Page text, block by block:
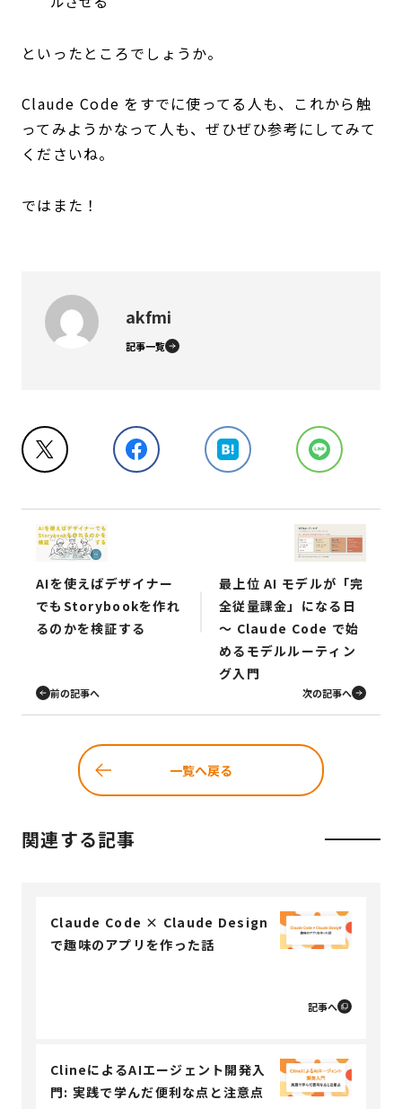
といったところでしょうか。
Claude Code をすでに使ってる人も、これから触
ってみようかなって人も、ぜひぜひ参考にしてみて
くださいね。
ではまた！
akfmi
記事一覧
AIを使えばデザイナー
でもStorybookを作れ
るのかを検証する
前の記事へ
最上位 AI モデルが「完
全従量課金」になる日
〜 Claude Code で始
めるモデルルーティン
グ入門
次の記事へ
一覧へ戻る
関連する記事
Claude Code × Claude Design
で趣味のアプリを作った話
記事へ
ClineによるAIエージェント開発入
門: 実践で学んだ便利な点と注意点